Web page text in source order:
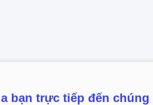
bạn trực tiếp đến